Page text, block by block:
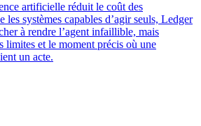
artificielle réduit le coût des
les systèmes capables d’agir seuls, Ledger
à rendre l’agent infaillible, mais
limites et le moment précis où une
un acte.